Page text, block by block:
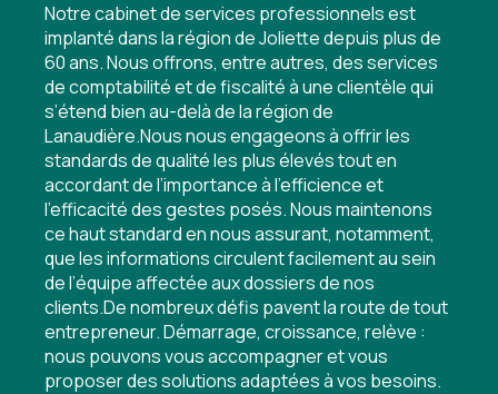
Notre cabinet de services professionnels est
implanté dans la région de Joliette depuis plus de
60 ans. Nous offrons, entre autres, des services
de comptabilité et de fiscalité à une clientèle qui
s’étend bien au-delà de la région de
Lanaudière.Nous nous engageons à offrir les
standards de qualité les plus élevés tout en
accordant de l’importance à l’efficience et
l’efficacité des gestes posés. Nous maintenons
ce haut standard en nous assurant, notamment,
que les informations circulent facilement au sein
de l’équipe affectée aux dossiers de nos
clients.De nombreux défis pavent la route de tout
entrepreneur. Démarrage, croissance, relève :
nous pouvons vous accompagner et vous
proposer des solutions adaptées à vos besoins.